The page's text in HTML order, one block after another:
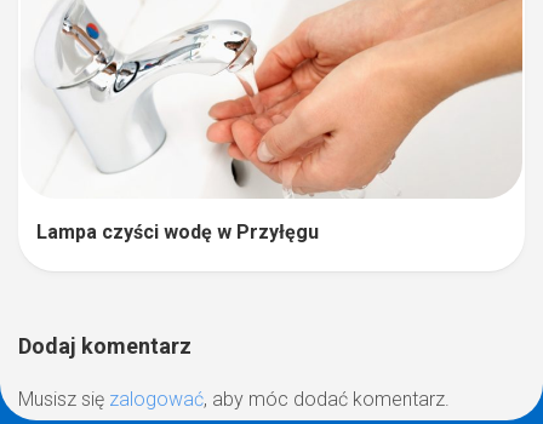
Lampa czyści wodę w Przyłęgu
Dodaj komentarz
Musisz się zalogować, aby móc dodać komentarz.